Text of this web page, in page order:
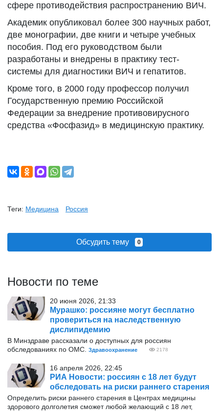
сфере противодействия распространению ВИЧ.
Академик опубликовал более 300 научных работ,
две монографии, две книги и четыре учебных
пособия. Под его руководством были
разработаны и внедрены в практику тест-
системы для диагностики ВИЧ и гепатитов.
Кроме того, в 2000 году профессор получил
Государственную премию Российской
Федерации за внедрение противовирусного
средства «Фосфазид» в медицинскую практику.
Теги: Медицина Россия
Обсудить тему 0
Новости по теме
20 июня 2026, 21:33
Мурашко: россияне могут бесплатно
провериться на наследственную
дислипидемию
В Минздраве рассказали о доступных для россиян
обследованиях по ОМС.
Здравоохранение 2178
16 апреля 2026, 22:45
РИА Новости: россиян с 18 лет будут
обследовать на риски раннего старения
Определить риски раннего старения в Центрах медицины
здорового долголетия сможет любой желающий с 18 лет,